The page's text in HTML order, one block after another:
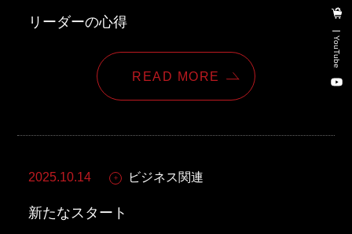
YouTube
リーダーの心得
READ MORE
2025.10.14 ビジネス関連
新たなスタート